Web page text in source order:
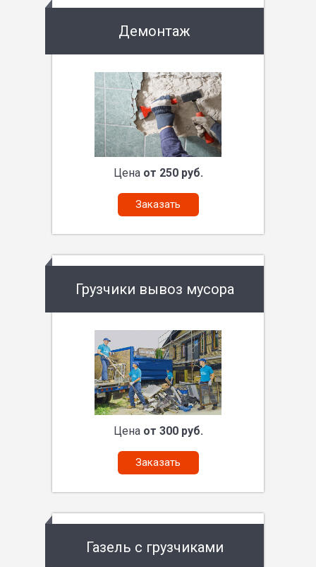
Демонтаж
Цена от 250 руб.
Заказать
Грузчики вывоз мусора
Цена от 300 руб.
Заказать
Газель с грузчиками